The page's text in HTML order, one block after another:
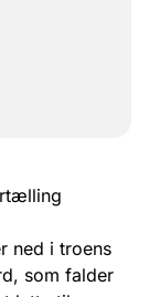
ned i troens
som falder